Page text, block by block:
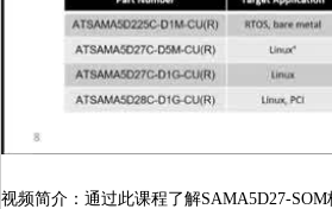
视频简介：通过此课程了解SAMA5D27-